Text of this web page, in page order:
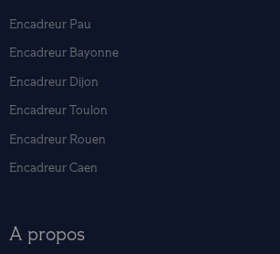
Encadreur Pau
Encadreur Bayonne
Encadreur Dijon
Encadreur Toulon
Encadreur Rouen
Encadreur Caen
A propos